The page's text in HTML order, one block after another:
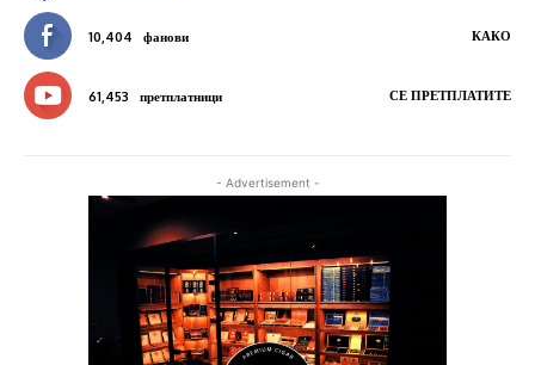
10,404 фанови КАКО
61,453 претплатници СЕ ПРЕТПЛАТИТЕ
- Advertisement -